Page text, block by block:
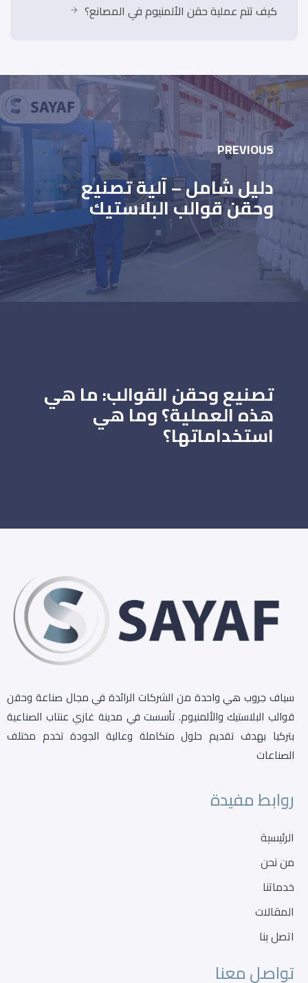
كيف تتم عملية حقن الألمنيوم في المصانع؟
PREVIOUS
دليل شامل – آلية تصنيع
وحقن قوالب البلاستيك
تصنيع وحقن القوالب: ما هي
هذه العملية؟ وما هي
استخداماتها؟
سياف جروب هي واحدة من الشركات الرائدة في مجال صناعة وحقن
قوالب البلاستيك والألمنيوم. تأسست في مدينة غازي عنتاب الصناعية
بتركيا بهدف تقديم حلول متكاملة وعالية الجودة تخدم مختلف
الصناعات
روابط مفيدة
الرئيسية
من نحن
خدماتنا
المقالات
اتصل بنا
تواصل معنا